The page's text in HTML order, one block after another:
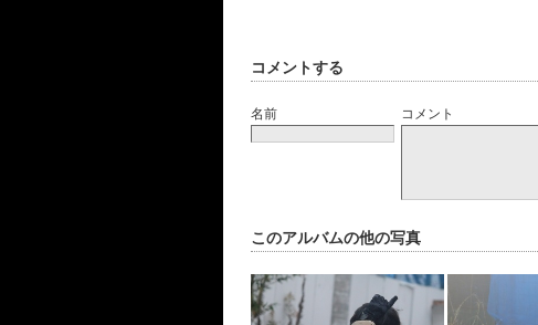
コメントする
名前 コメント
このアルバムの他の写真